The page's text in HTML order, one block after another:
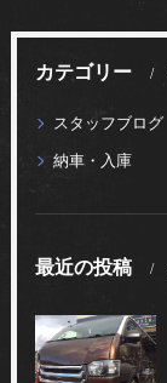
カテゴリー
スタッフブログ
納車・入庫
最近の投稿